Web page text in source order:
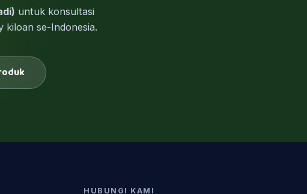
untuk konsultasi
kiloan se-Indonesia.
HUBUNGI KAMI